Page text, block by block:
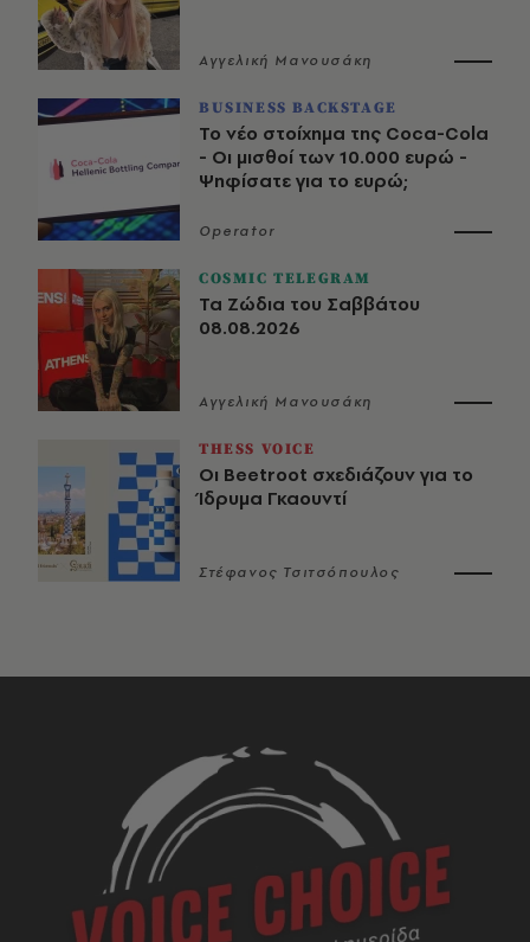
Αγγελική Μανουσάκη
BUSINESS BACKSTAGE
Το νέο στοίχημα της Coca-Cola
- Οι μισθοί των 10.000 ευρώ -
Ψηφίσατε για το ευρώ;
Operator
COSMIC TELEGRAM
Τα Ζώδια του Σαββάτου
08.08.2026
Αγγελική Μανουσάκη
THESS VOICE
Οι Beetroot σχεδιάζουν για το
Ίδρυμα Γκαουντί
Στέφανος Τσιτσόπουλος